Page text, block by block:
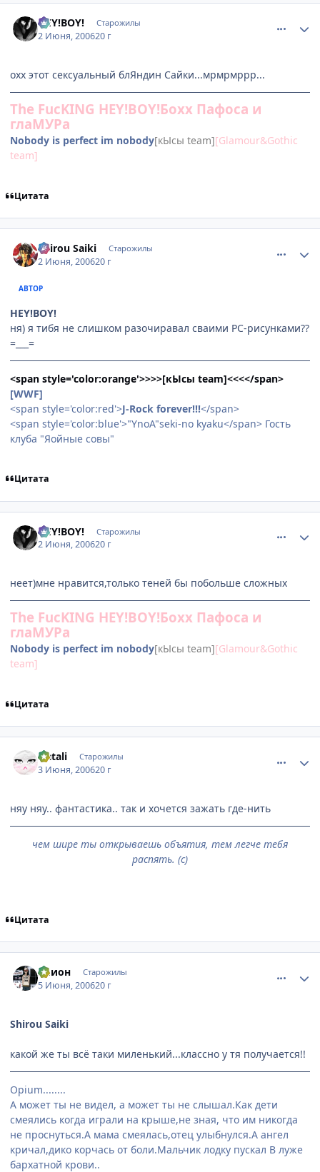
HEY!BOY! Старожилы
2 Июня, 200620 г
охх этот сексуальный блЯндин Сайки...мрмрмррр...
The FucKING HEY!BOY!Бохх Пафоса и
глаМУРа
Nobody is perfeсt im nobody[кЫсы team][Glamour&Gothic
team]
Цитата
Shirou Saiki Старожилы
2 Июня, 200620 г
АВТОР
HEY!BOY!
ня) я тибя не слишком разочиравал сваими PC-рисунками??
=___=
<span style='color:orange'>>>>[кЫсы team]<<<</span>
[WWF]
<span style='color:red'>J-Rock forever!!!</span>
<span style='color:blue'>"YnoA"seki-no kyaku</span> Гость
клуба "Яойные совы"
Цитата
HEY!BOY! Старожилы
2 Июня, 200620 г
неет)мне нравится,только теней бы побольше сложных
The FucKING HEY!BOY!Бохх Пафоса и
глаМУРа
Nobody is perfeсt im nobody[кЫсы team][Glamour&Gothic
team]
Цитата
Natali Старожилы
3 Июня, 200620 г
няу няу.. фантастика.. так и хочется зажать где-нить
чем шире ты открываешь объятия, тем легче тебя
распять. (с)
Цитата
Элион Старожилы
5 Июня, 200620 г
Shirou Saiki
какой же ты всё таки миленький...классно у тя получается!!
Opium........
А может ты не видел, а может ты не слышал.Как дети
смеялись когда играли на крыше,не зная, что им никогда
не проснуться.А мама смеялась,отец улыбнулся.А ангел
кричал,дико корчась от боли.Мальчик лодку пускал В луже
бархатной крови..